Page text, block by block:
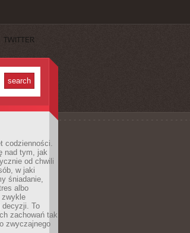
TWITTER
codzienności.
nad tym, jak
od chwili
w jaki
śniadanie,
albo
zwykle
decyzji. To
zachowań tak
zwyczajnego